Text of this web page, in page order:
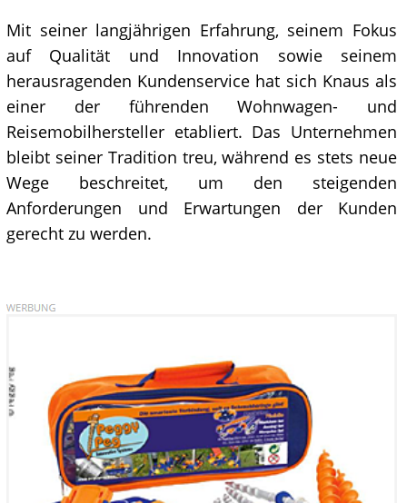
Mit seiner langjährigen Erfahrung, seinem Fokus
auf Qualität und Innovation sowie seinem
herausragenden Kundenservice hat sich Knaus als
einer der führenden Wohnwagen- und
Reisemobilhersteller etabliert. Das Unternehmen
bleibt seiner Tradition treu, während es stets neue
Wege beschreitet, um den steigenden
Anforderungen und Erwartungen der Kunden
gerecht zu werden.